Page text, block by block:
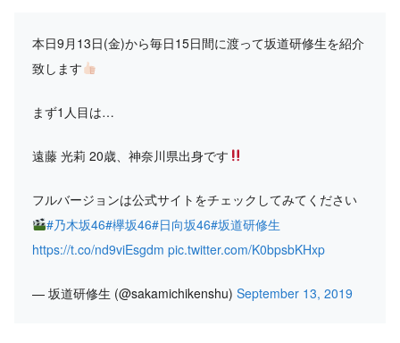
本日9月13日(金)から毎日15日間に渡って坂道研修生を紹介
致します
まず1人目は…
遠藤 光莉 20歳、神奈川県出身です
フルバージョンは公式サイトをチェックしてみてください
#乃木坂46#欅坂46#日向坂46#坂道研修生
https://t.co/nd9viEsgdm pic.twitter.com/K0bpsbKHxp
— 坂道研修生 (@sakamichikenshu) September 13, 2019